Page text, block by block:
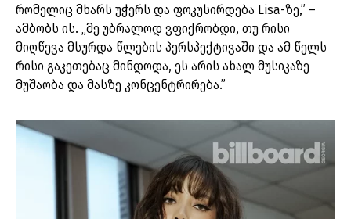
რომელიც მხარს უჭერს და ფოკუსირდება Lisa-ზე,” –
ამბობს ის. „მე უბრალოდ ვფიქრობდი, თუ რისი
მიღწევა მსურდა წლების პერსპექტივაში და ამ წელს
რისი გაკეთებაც მინდოდა, ეს არის ახალ მუსიკაზე
მუშაობა და მასზე კონცენტრირება.”